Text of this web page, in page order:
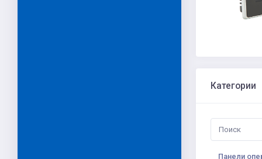
Категории
Панели